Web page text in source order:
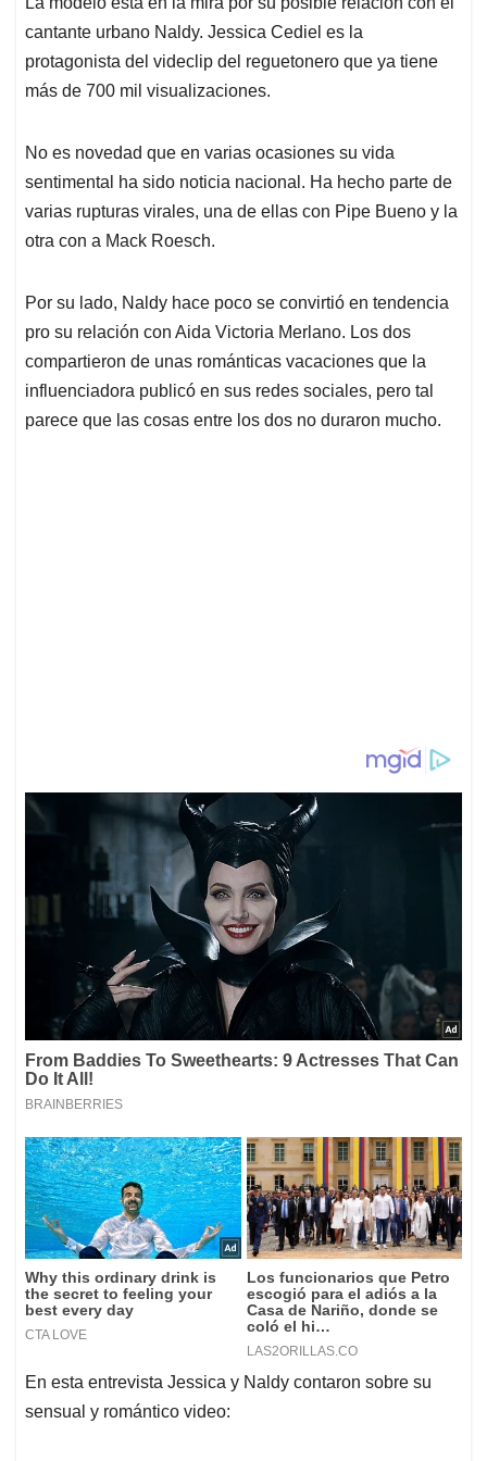
s
A
p
p
b
o
o
k
e
d
I
n
l
a
d
s
cantante urbano Naldy. Jessica Cediel es la
protagonista del videclip del reguetonero que ya tiene
más de 700 mil visualizaciones.
No es novedad que en varias ocasiones su vida
sentimental ha sido noticia nacional. Ha hecho parte de
varias rupturas virales, una de ellas con Pipe Bueno y la
otra con a Mack Roesch.
Por su lado, Naldy hace poco se convirtió en tendencia
pro su relación con Aida Victoria Merlano. Los dos
compartieron de unas románticas vacaciones que la
influenciadora publicó en sus redes sociales, pero tal
parece que las cosas entre los dos no duraron mucho.
En esta entrevista Jessica y Naldy contaron sobre su
sensual y romántico video: